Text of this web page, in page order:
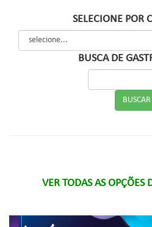
SELECIONE POR
BUSCA DE
VER TODAS AS OPÇÕES